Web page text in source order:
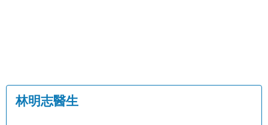
林明志醫生